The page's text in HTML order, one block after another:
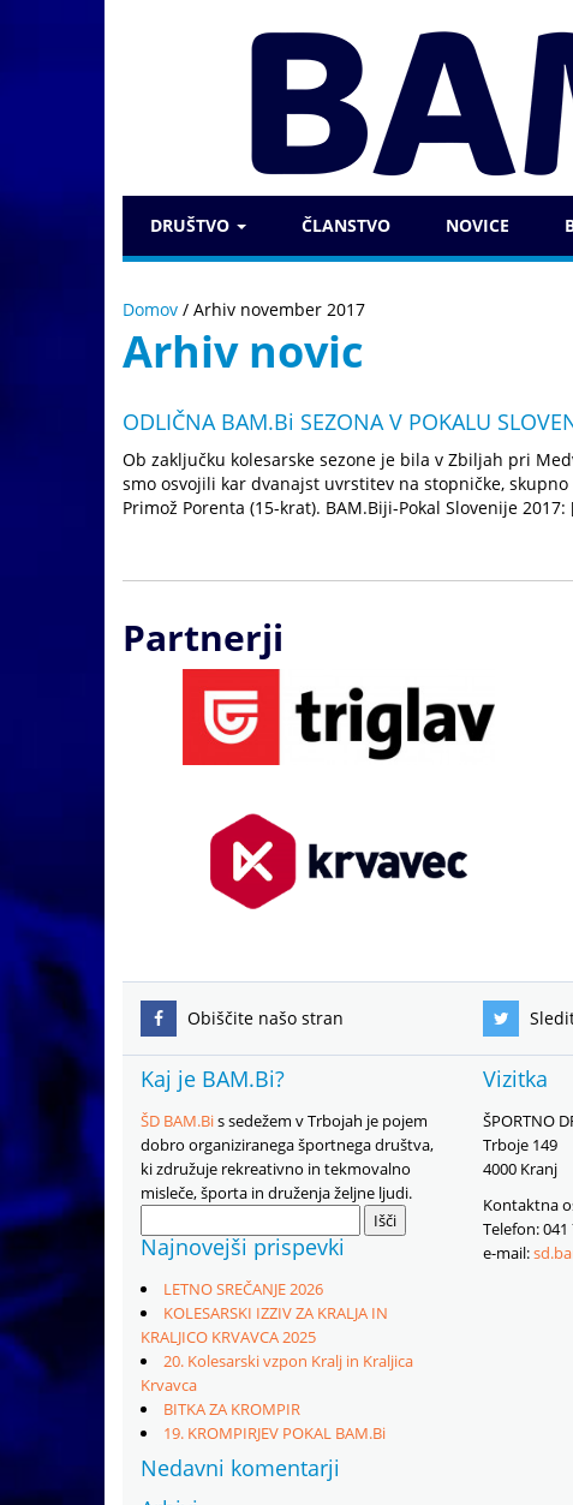
DRUŠTVO ČLANSTVO NOVICE
Domov / Arhiv november 2017
Arhiv novic
ODLIČNA BAM.Bi SEZONA V POKALU
Ob zaključku kolesarske sezone je bila v Zbiljah pri
smo osvojili kar dvanajst uvrstitev na stopničke,
Primož Porenta (15-krat). BAM.Biji-Pokal Slovenije
Partnerji
Obiščite našo stran
Kaj je BAM.Bi?
ŠD BAM.Bis sedežem v Trbojah je pojem
dobro organiziranega športnega društva,
ki združuje rekreativno in tekmovalno
misleče, športa in druženja željne ljudi.
Najnovejši prispevki
LETNO SREČANJE 2026
KOLESARSKI IZZIV ZA KRALJA IN
KRALJICO KRVAVCA 2025
20. Kolesarski vzpon Kralj in Kraljica
Krvavca
BITKA ZA KROMPIR
19. KROMPIRJEV POKAL BAM.Bi
Nedavni komentarji
Vizitka
ŠPORTNO
Trboje 149
4000 Kranj
Kontaktna
Telefon: 041
e-mail: